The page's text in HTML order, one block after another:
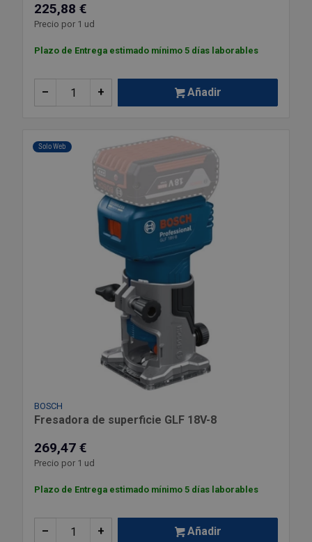
225,88 €
Precio por 1 ud
Plazo de Entrega estimado mínimo 5 días laborables
+
– Añadir
Solo Web
BOSCH
Fresadora de superficie GLF 18V-8
269,47 €
Precio por 1 ud
Plazo de Entrega estimado mínimo 5 días laborables
+
– Añadir